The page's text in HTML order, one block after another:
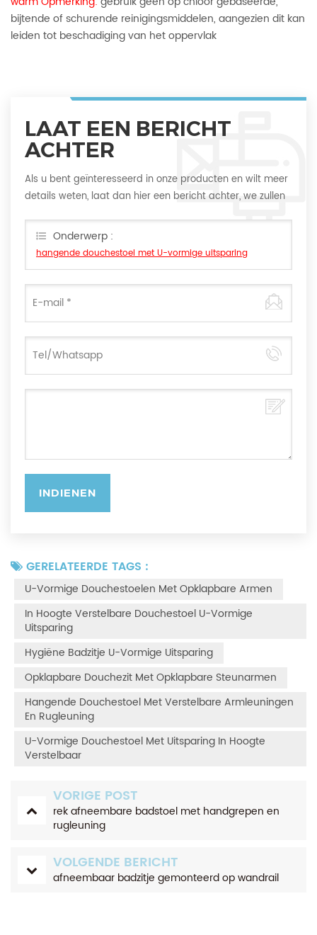
bijtende of schurende reinigingsmiddelen, aangezien dit kan
leiden tot beschadiging van het oppervlak
LAAT EEN BERICHT
ACHTER
Als u bent geïnteresseerd in onze producten en wilt meer
details weten, laat dan hier een bericht achter, we zullen
Onderwerp :
hangende douchestoel met U-vormige uitsparing
GERELATEERDE TAGS :
U-Vormige Douchestoelen Met Opklapbare Armen
In Hoogte Verstelbare Douchestoel U-Vormige
Uitsparing
Hygiëne Badzitje U-Vormige Uitsparing
Opklapbare Douchezit Met Opklapbare Steunarmen
Hangende Douchestoel Met Verstelbare Armleuningen
En Rugleuning
U-Vormige Douchestoel Met Uitsparing In Hoogte
Verstelbaar
VORIGE POST
rek afneembare badstoel met handgrepen en
rugleuning
VOLGENDE BERICHT
afneembaar badzitje gemonteerd op wandrail